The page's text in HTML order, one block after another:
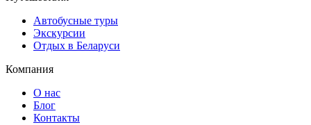
Автобусные туры
Экскурсии
Отдых в Беларуси
Компания
О нас
Блог
Контакты